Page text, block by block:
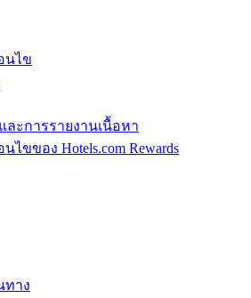
นไข
ะการรายงานเนื้อหา
ไขของ Hotels.com Rewards
ทาง